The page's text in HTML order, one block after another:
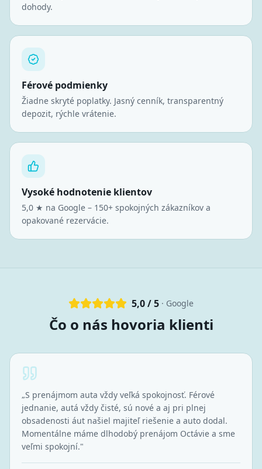
dohody.
Férové podmienky
Žiadne skryté poplatky. Jasný cenník, transparentný
depozit, rýchle vrátenie.
Vysoké hodnotenie klientov
5,0 ★ na Google – 150+ spokojných zákazníkov a
opakované rezervácie.
5,0 / 5 · Google
Čo o nás hovoria klienti
„S prenájmom auta vždy veľká spokojnosť. Férové
jednanie, autá vždy čisté, sú nové a aj pri plnej
obsadenosti áut našiel majiteľ riešenie a auto dodal.
Momentálne máme dlhodobý prenájom Octávie a sme
veľmi spokojní."